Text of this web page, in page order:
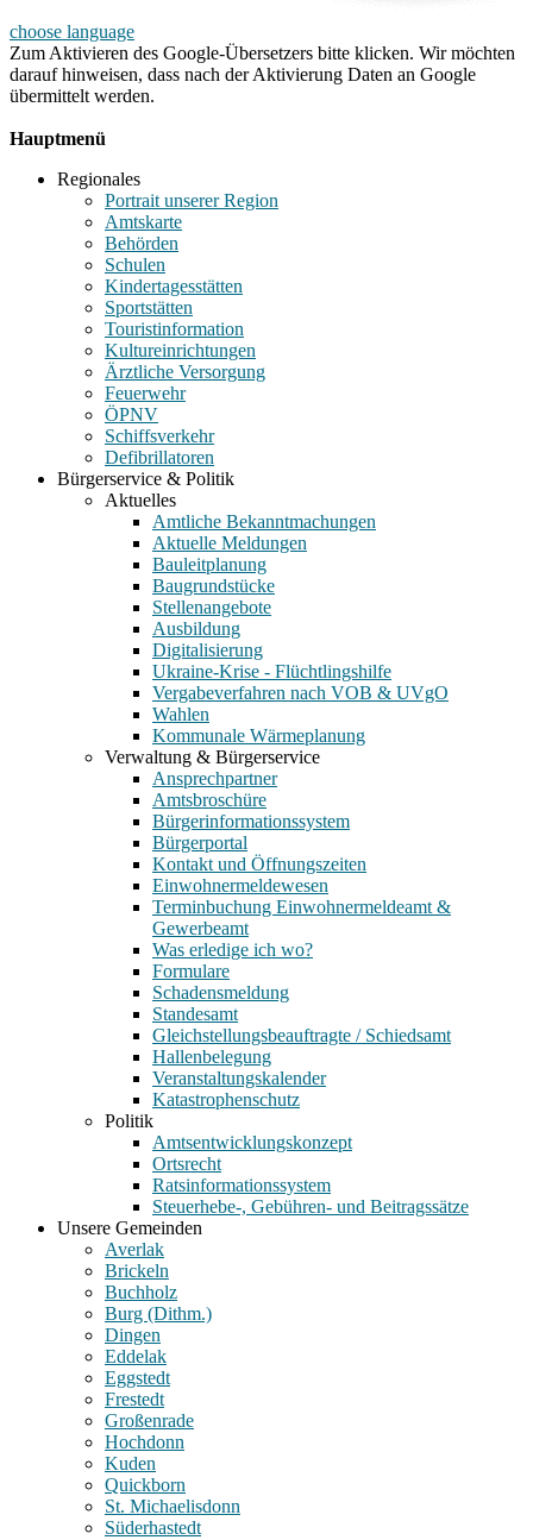
choose language
Zum Aktivieren des Google-Übersetzers bitte klicken. Wir möchten
darauf hinweisen, dass nach der Aktivierung Daten an Google
übermittelt werden.
Hauptmenü
Regionales
Portrait unserer Region
Amtskarte
Behörden
Schulen
Kindertagesstätten
Sportstätten
Touristinformation
Kultureinrichtungen
Ärztliche Versorgung
Feuerwehr
ÖPNV
Schiffsverkehr
Defibrillatoren
Bürgerservice & Politik
Aktuelles
Amtliche Bekanntmachungen
Aktuelle Meldungen
Bauleitplanung
Baugrundstücke
Stellenangebote
Ausbildung
Digitalisierung
Ukraine-Krise - Flüchtlingshilfe
Vergabeverfahren nach VOB & UVgO
Wahlen
Kommunale Wärmeplanung
Verwaltung & Bürgerservice
Ansprechpartner
Amtsbroschüre
Bürgerinformationssystem
Bürgerportal
Kontakt und Öffnungszeiten
Einwohnermeldewesen
Terminbuchung Einwohnermeldeamt &
Gewerbeamt
Was erledige ich wo?
Formulare
Schadensmeldung
Standesamt
Gleichstellungsbeauftragte / Schiedsamt
Hallenbelegung
Veranstaltungskalender
Katastrophenschutz
Politik
Amtsentwicklungskonzept
Ortsrecht
Ratsinformationssystem
Steuerhebe-, Gebühren- und Beitragssätze
Unsere Gemeinden
Averlak
Brickeln
Buchholz
Burg (Dithm.)
Dingen
Eddelak
Eggstedt
Frestedt
Großenrade
Hochdonn
Kuden
Quickborn
St. Michaelisdonn
Süderhastedt